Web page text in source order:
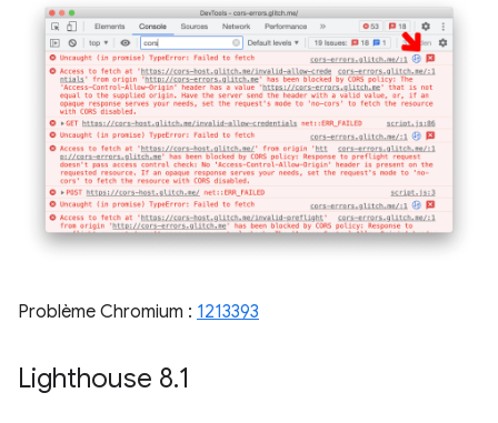
Problème Chromium : 1213393
Lighthouse 8.1